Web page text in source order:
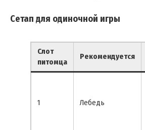
Сетап для одиночной игры
Слот
питомца
Рекомендуется
1 Лебедь